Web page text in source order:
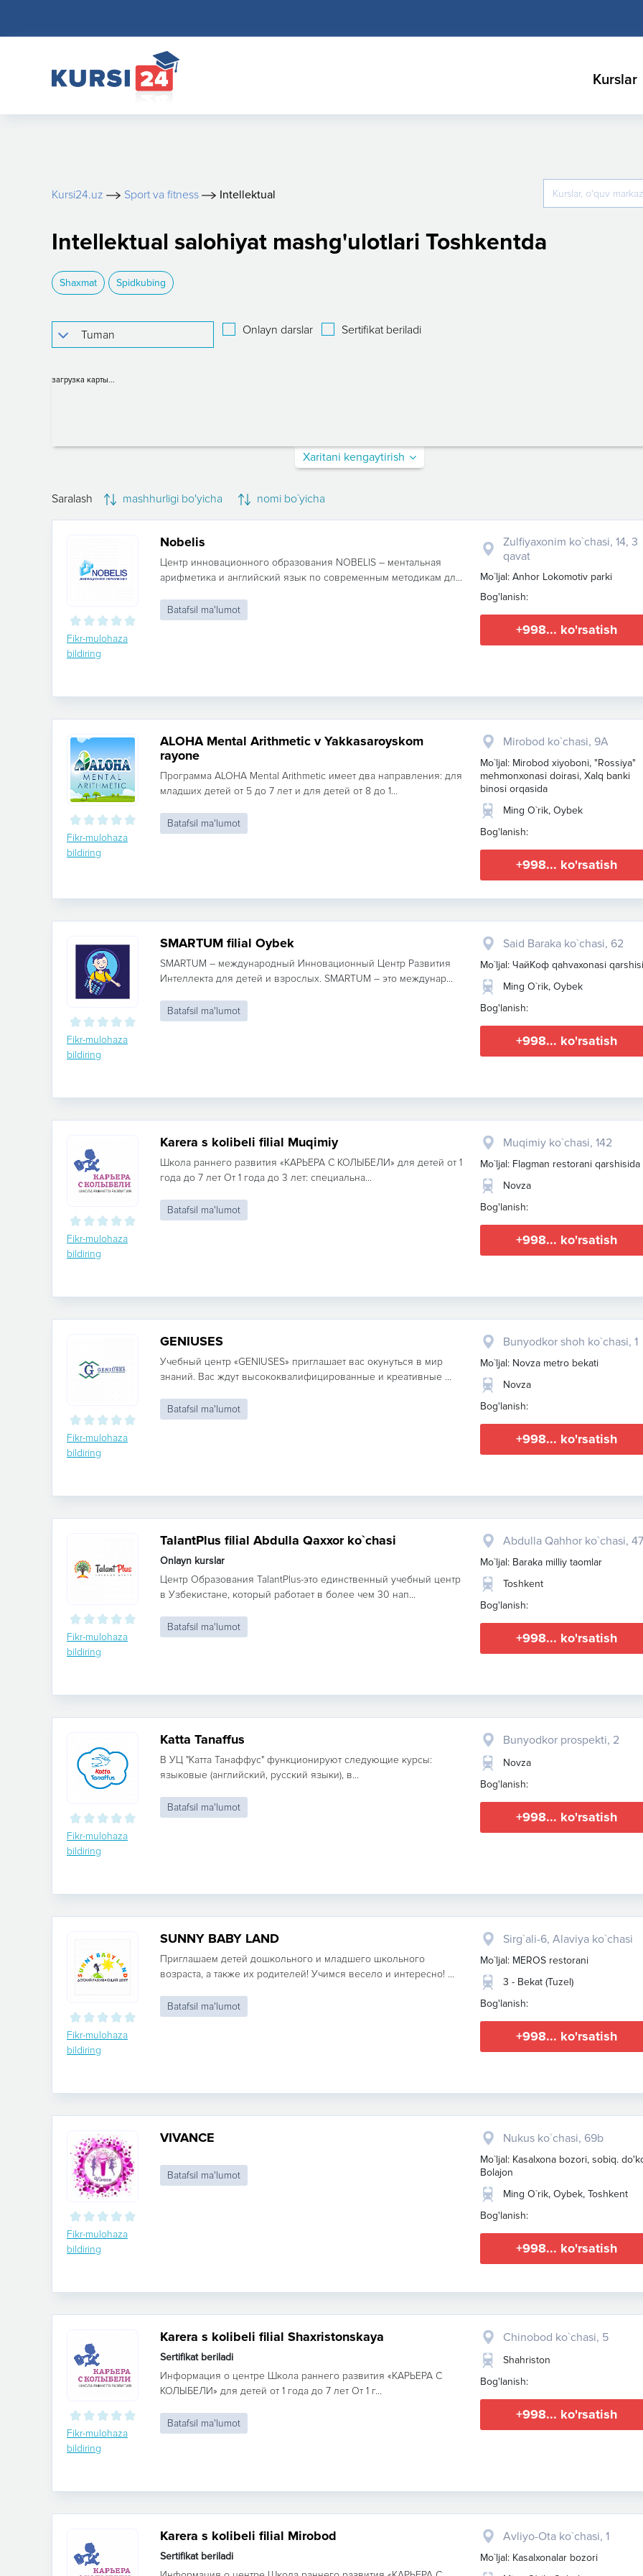
Kurslar
Kursi24.uz Sport va fitness Intellektual
Intellektual salohiyat mashg'ulotlari Toshkentda
Shaxmat Spidkubing
Onlayn darslar Sertifikat beriladi
загрузка карты...
Xaritani kengaytirish
Saralash mashhurligi bo'yicha nomi bo`yicha
Fikr-mulohaza
bildiring
Nobelis
Центр инновационного образования NOBELIS – ментальная
арифметика и английский язык по современным методикам дл...
Batafsil ma'lumot
Zulfiyaxonim ko`chasi, 14, 3
qavat
Mo`ljal: Anhor Lokomotiv parki
Bog'lanish:
+998... ko'rsatish
Fikr-mulohaza
bildiring
ALOHA Mental Arithmetic v Yakkasaroyskom
rayone
Программа ALOHA Mental Arithmetic имеет два направления: для
младших детей от 5 до 7 лет и для детей от 8 до 1...
Batafsil ma'lumot
Mirobod ko`chasi, 9A
Mo`ljal: Mirobod xiyoboni, "Rossiya"
mehmonxonasi doirasi, Xalq banki
binosi orqasida
Ming O`rik, Oybek
Bog'lanish:
+998... ko'rsatish
Fikr-mulohaza
bildiring
SMARTUM filial Oybek
SMARTUМ – международный Инновационный Центр Развития
Интеллекта для детей и взрослых. SMARTUM – это междунар...
Batafsil ma'lumot
Said Baraka ko`chasi, 62
Mo`ljal: ЧайКоф qahvaxonasi
Ming O`rik, Oybek
Bog'lanish:
+998... ko'rsatish
Fikr-mulohaza
bildiring
Karera s kolibeli filial Muqimiy
Школа раннего развития «КАРЬЕРА С КОЛЫБЕЛИ» для детей от 1
года до 7 лет От 1 года до 3 лет: специальна...
Batafsil ma'lumot
Muqimiy ko`chasi, 142
Mo`ljal: Flagman restorani qarshisida
Novza
Bog'lanish:
+998... ko'rsatish
Fikr-mulohaza
bildiring
GENIUSES
Учебный центр «GENIUSES» приглашает вас окунуться в мир
знаний. Вас ждут высококвалифицированные и креативные ...
Batafsil ma'lumot
Bunyodkor shoh ko`chasi, 1
Mo`ljal: Novza metro bekati
Novza
Bog'lanish:
+998... ko'rsatish
Fikr-mulohaza
bildiring
TalantPlus filial Abdulla Qaxxor ko`chasi
Onlayn kurslar
Центр Образования TalantPlus-это единственный учебный центр
в Узбекистане, который работает в более чем 30 нап...
Batafsil ma'lumot
Abdulla Qahhor ko`chasi, 47
Mo`ljal: Baraka milliy taomlar
Toshkent
Bog'lanish:
+998... ko'rsatish
Fikr-mulohaza
bildiring
Katta Tanaffus
В УЦ "Катта Танаффус" функционируют следующие курсы:
языковые (английский, русский языки), в...
Batafsil ma'lumot
Bunyodkor prospekti, 2
Novza
Bog'lanish:
+998... ko'rsatish
Fikr-mulohaza
bildiring
SUNNY BABY LAND
Приглашаем детей дошкольного и младшего школьного
возраста, а также их родителей! Учимся весело и интересно! ...
Batafsil ma'lumot
Sirg`ali-6, Alaviya ko`chasi
Mo`ljal: MEROS restorani
3 - Bekat (Tuzel)
Bog'lanish:
+998... ko'rsatish
Fikr-mulohaza
bildiring
VIVANCE
Batafsil ma'lumot
Nukus ko`chasi, 69b
Mo`ljal: Kasalxona bozori, sobiq.
Bolajon
Ming O`rik, Oybek, Toshkent
Bog'lanish:
+998... ko'rsatish
Fikr-mulohaza
bildiring
Karera s kolibeli filial Shaxristonskaya
Sertifikat beriladi
Информация о центре Школа раннего развития «КАРЬЕРА С
КОЛЫБЕЛИ» для детей от 1 года до 7 лет От 1 г...
Batafsil ma'lumot
Chinobod ko`chasi, 5
Shahriston
Bog'lanish:
+998... ko'rsatish
Karera s kolibeli filial Mirobod
Sertifikat beriladi
Avliyo-Ota ko`chasi, 1
Mo`ljal: Kasalxonalar bozori